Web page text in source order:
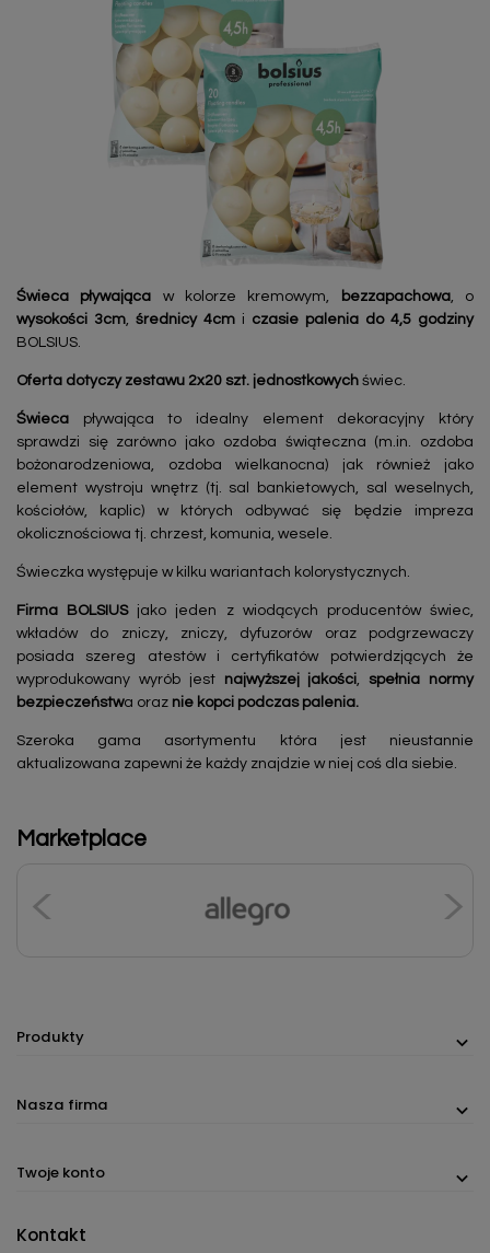
Świeca pływająca w kolorze kremowym, bezzapachowa, o
wysokości 3cm, średnicy 4cm i czasie palenia do 4,5 godziny
BOLSIUS.
Oferta dotyczy zestawu 2x20 szt. jednostkowych świec.
Świeca pływająca to idealny element dekoracyjny który
sprawdzi się zarówno jako ozdoba świąteczna (m.in. ozdoba
bożonarodzeniowa, ozdoba wielkanocna) jak również jako
element wystroju wnętrz (tj. sal bankietowych, sal weselnych,
kościołów, kaplic) w których odbywać się będzie impreza
okolicznościowa tj. chrzest, komunia, wesele.
Świeczka występuje w kilku wariantach kolorystycznych.
Firma BOLSIUSjako jeden z wiodących producentów świec,
wkładów do zniczy, zniczy, dyfuzorów oraz podgrzewaczy
posiada szereg atestów i certyfikatów potwierdzjących że
wyprodukowany wyrób jest
najwyższej jakości,spełnia normy
bezpieczeństwa oraz nie kopci podczas palenia.
Szeroka gama asortymentu która jest nieustannie
aktualizowana zapewni że każdy znajdzie w niej coś dla siebie.
Marketplace
Produkty
Nasza firma
Twoje konto
Kontakt